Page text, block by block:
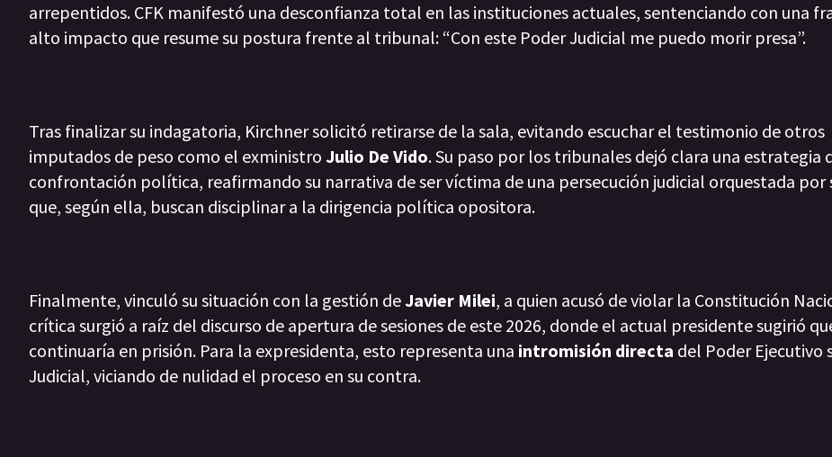
arrepentidos. CFK manifestó una desconfianza total en las instituciones actuales, sentenciando con una
alto impacto que resume su postura frente al tribunal: “Con este Poder Judicial me puedo morir presa”.
Tras finalizar su indagatoria, Kirchner solicitó retirarse de la sala, evitando escuchar el testimonio de otros
imputados de peso como el exministro Julio De Vido. Su paso por los tribunales dejó clara una estrategia
confrontación política, reafirmando su narrativa de ser víctima de una persecución judicial orquestada por
que, según ella, buscan disciplinar a la dirigencia política opositora.
Finalmente, vinculó su situación con la gestión deJavier Milei, a quien acusó de violar la Constitución
crítica surgió a raíz del discurso de apertura de sesiones de este 2026, donde el actual presidente sugirió
continuaría en prisión. Para la expresidenta, esto representa una intromisión directa del Poder Ejecutivo
Judicial, viciando de nulidad el proceso en su contra.